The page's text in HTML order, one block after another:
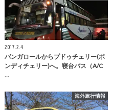
2017.2.4
バンガロールからプドゥチェリー(ポ
ンディチェリー)へ。寝台バス（A/C
…
海外旅行情報